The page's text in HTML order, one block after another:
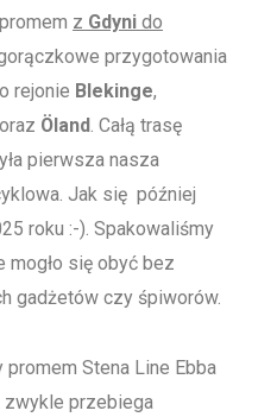
z Gdyni do
przygotowania
rejonie Blekinge,
oraz Öland. Całą trasę
pierwsza nasza
Jak się później
roku :-). Spakowaliśmy
mogło się obyć bez
gadżetów czy śpiworów.
promem Stena Line Ebba
zwykle przebiega